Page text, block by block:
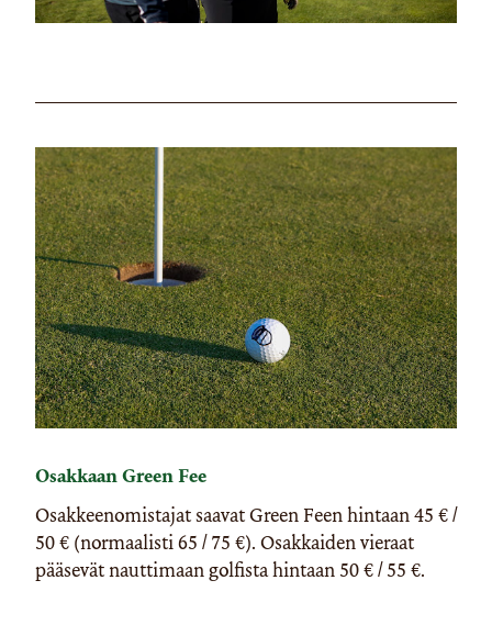
Osakkaan Green Fee
Osakkeenomistajat saavat Green Feen hintaan 45 € /
50 € (normaalisti 65 / 75 €). Osakkaiden vieraat
pääsevät nauttimaan golfista hintaan 50 € / 55 €.